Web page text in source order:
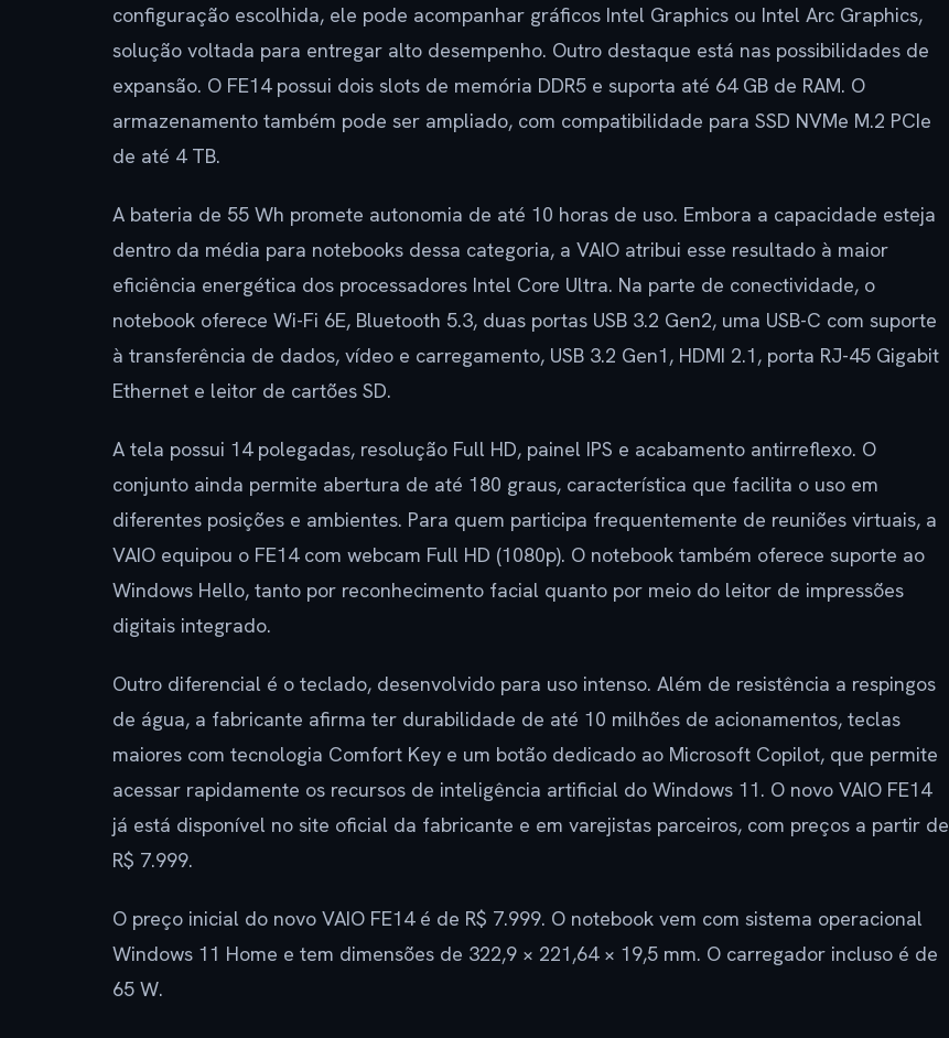
configuração escolhida, ele pode acompanhar gráficos Intel Graphics ou Intel Arc Graphics,
solução voltada para entregar alto desempenho. Outro destaque está nas possibilidades de
expansão. O FE14 possui dois slots de memória DDR5 e suporta até 64 GB de RAM. O
armazenamento também pode ser ampliado, com compatibilidade para SSD NVMe M.2 PCIe
de até 4 TB.
A bateria de 55 Wh promete autonomia de até 10 horas de uso. Embora a capacidade esteja
dentro da média para notebooks dessa categoria, a VAIO atribui esse resultado à maior
eficiência energética dos processadores Intel Core Ultra. Na parte de conectividade, o
notebook oferece Wi-Fi 6E, Bluetooth 5.3, duas portas USB 3.2 Gen2, uma USB-C com suporte
à transferência de dados, vídeo e carregamento, USB 3.2 Gen1, HDMI 2.1, porta RJ-45 Gigabit
Ethernet e leitor de cartões SD.
A tela possui 14 polegadas, resolução Full HD, painel IPS e acabamento antirreflexo. O
conjunto ainda permite abertura de até 180 graus, característica que facilita o uso em
diferentes posições e ambientes. Para quem participa frequentemente de reuniões virtuais, a
VAIO equipou o FE14 com webcam Full HD (1080p). O notebook também oferece suporte ao
Windows Hello, tanto por reconhecimento facial quanto por meio do leitor de impressões
digitais integrado.
Outro diferencial é o teclado, desenvolvido para uso intenso. Além de resistência a respingos
de água, a fabricante afirma ter durabilidade de até 10 milhões de acionamentos, teclas
maiores com tecnologia Comfort Key e um botão dedicado ao Microsoft Copilot, que permite
acessar rapidamente os recursos de inteligência artificial do Windows 11. O novo VAIO FE14
já está disponível no site oficial da fabricante e em varejistas parceiros, com preços a partir de
R$ 7.999.
O preço inicial do novo VAIO FE14 é de R$ 7.999. O notebook vem com sistema operacional
Windows 11 Home e tem dimensões de 322,9 × 221,64 × 19,5 mm. O carregador incluso é de
65 W.